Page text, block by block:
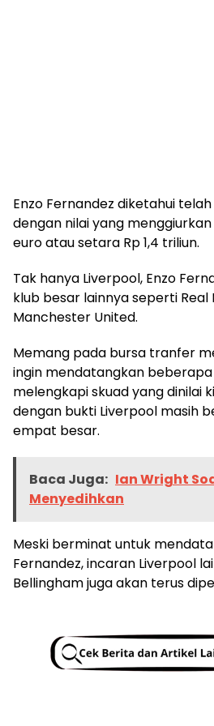
Enzo Fernandez diketahui
dengan nilai yang
euro atau setara Rp 1,4 triliun.
Tak hanya Liverpool, Enzo
klub besar lainnya seperti Real
Manchester United.
Memang pada bursa tranfer
ingin mendatangkan
melengkapi skuad yang dinilai
dengan bukti Liverpool masih
empat besar.
Baca Juga: Ian Wright
Menyedihkan
Meski berminat untuk
Fernandez, incaran Liverpool
Bellingham juga akan terus